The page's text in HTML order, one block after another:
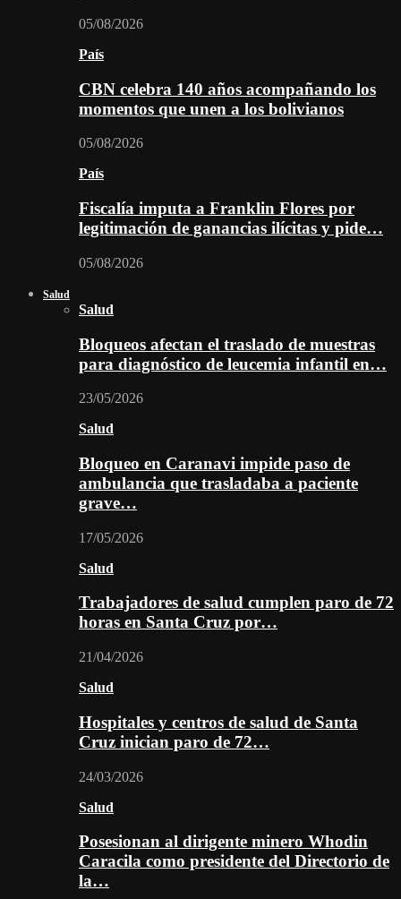
05/08/2026
País
CBN celebra 140 años acompañando los
momentos que unen a los bolivianos
05/08/2026
País
Fiscalía imputa a Franklin Flores por
legitimación de ganancias ilícitas y pide…
05/08/2026
Salud
Salud
Bloqueos afectan el traslado de muestras
para diagnóstico de leucemia infantil en…
23/05/2026
Salud
Bloqueo en Caranavi impide paso de
ambulancia que trasladaba a paciente
grave…
17/05/2026
Salud
Trabajadores de salud cumplen paro de 72
horas en Santa Cruz por…
21/04/2026
Salud
Hospitales y centros de salud de Santa
Cruz inician paro de 72…
24/03/2026
Salud
Posesionan al dirigente minero Whodin
Caracila como presidente del Directorio de
la…